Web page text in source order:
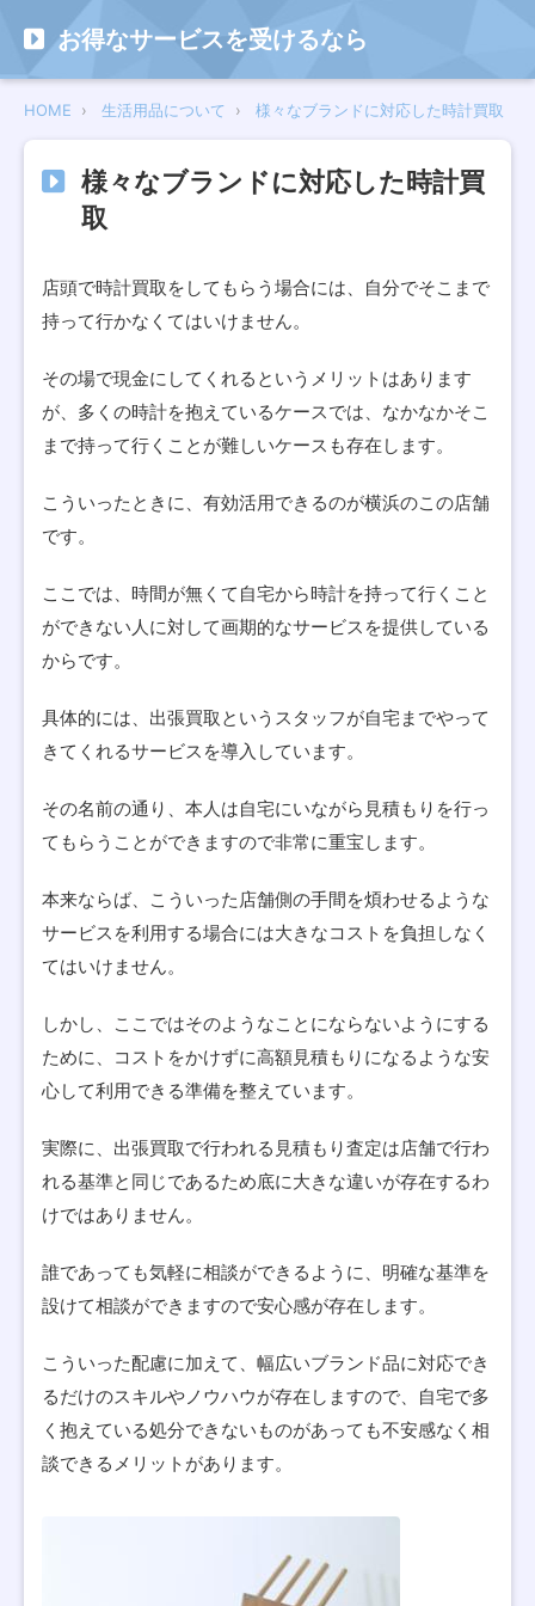
お得なサービスを受けるなら
HOME 生活用品について 様々なブランドに対応した時計買取
様々なブランドに対応した時計買
取
店頭で時計買取をしてもらう場合には、自分でそこまで
持って行かなくてはいけません。
その場で現金にしてくれるというメリットはあります
が、多くの時計を抱えているケースでは、なかなかそこ
まで持って行くことが難しいケースも存在します。
こういったときに、有効活用できるのが横浜のこの店舗
です。
ここでは、時間が無くて自宅から時計を持って行くこと
ができない人に対して画期的なサービスを提供している
からです。
具体的には、出張買取というスタッフが自宅までやって
きてくれるサービスを導入しています。
その名前の通り、本人は自宅にいながら見積もりを行っ
てもらうことができますので非常に重宝します。
本来ならば、こういった店舗側の手間を煩わせるような
サービスを利用する場合には大きなコストを負担しなく
てはいけません。
しかし、ここではそのようなことにならないようにする
ために、コストをかけずに高額見積もりになるような安
心して利用できる準備を整えています。
実際に、出張買取で行われる見積もり査定は店舗で行わ
れる基準と同じであるため底に大きな違いが存在するわ
けではありません。
誰であっても気軽に相談ができるように、明確な基準を
設けて相談ができますので安心感が存在します。
こういった配慮に加えて、幅広いブランド品に対応でき
るだけのスキルやノウハウが存在しますので、自宅で多
く抱えている処分できないものがあっても不安感なく相
談できるメリットがあります。